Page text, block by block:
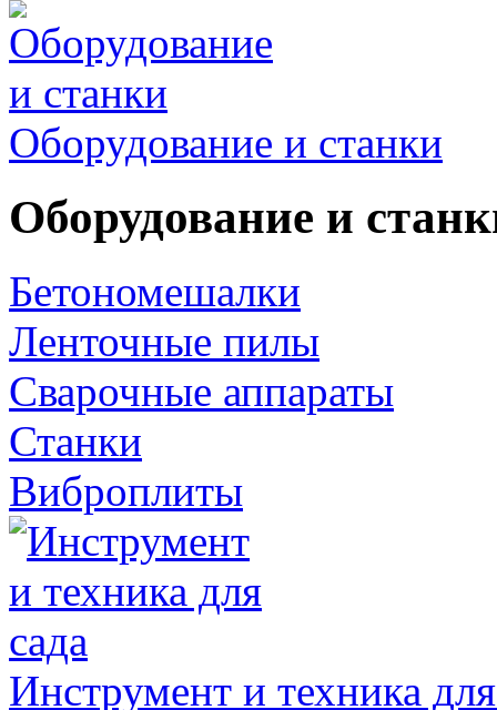
Оборудование и станки
Оборудование и
Бетономешалки
Ленточные пилы
Сварочные аппараты
Станки
Виброплиты
Инструмент и техника